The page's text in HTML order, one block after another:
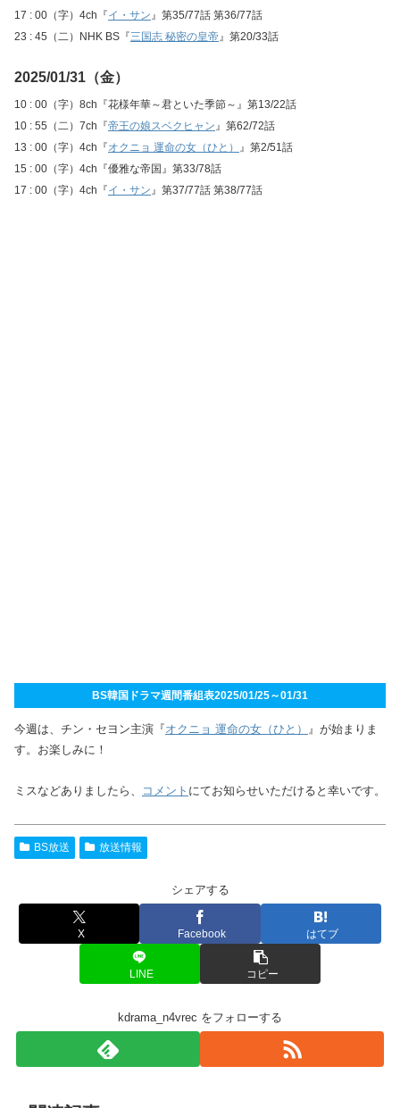
17 : 00（字）4ch『イ・サン』第35/77話 第36/77話
23 : 45（二）NHK BS『三国志 秘密の皇帝』第20/33話
2025/01/31（金）
10 : 00（字）8ch『花様年華～君といた季節～』第13/22話
10 : 55（二）7ch『帝王の娘スベクヒャン』第62/72話
13 : 00（字）4ch『オクニョ 運命の女（ひと） 』第2/51話
15 : 00（字）4ch『優雅な帝国』第33/78話
17 : 00（字）4ch『イ・サン』第37/77話 第38/77話
BS韓国ドラマ週間番組表2025/01/25～01/31
今週は、チン・セヨン主演『オクニョ 運命の女（ひと） 』が始まりま
す。お楽しみに！
ミスなどありましたら、 コメント にてお知らせいただけると幸いです。
BS放送 放送情報
シェアする
X Facebook はてブ
LINE コピー
kdrama_n4vrec をフォローする